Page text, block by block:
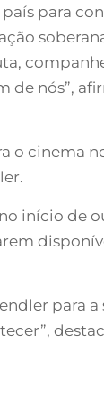
para
de nós”,
o cinema
início de
para a